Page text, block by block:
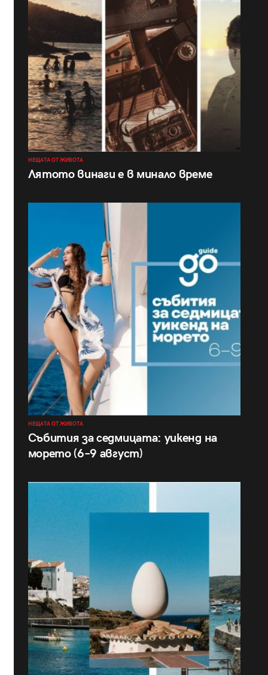
НЕЩАТА ОТ ЖИВОТА
Лятото винаги е в минало време
НЕЩАТА ОТ ЖИВОТА
Събития за седмицата: уикенд на
морето (6–9 август)